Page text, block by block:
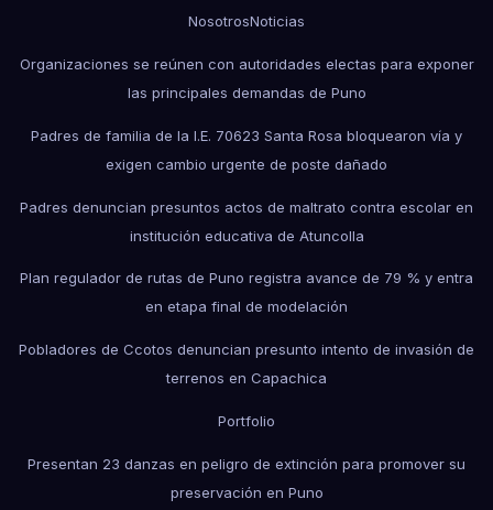
NosotrosNoticias
Organizaciones se reúnen con autoridades electas para exponer
las principales demandas de Puno
Padres de familia de la I.E. 70623 Santa Rosa bloquearon vía y
exigen cambio urgente de poste dañado
Padres denuncian presuntos actos de maltrato contra escolar en
institución educativa de Atuncolla
Plan regulador de rutas de Puno registra avance de 79 % y entra
en etapa final de modelación
Pobladores de Ccotos denuncian presunto intento de invasión de
terrenos en Capachica
Portfolio
Presentan 23 danzas en peligro de extinción para promover su
preservación en Puno